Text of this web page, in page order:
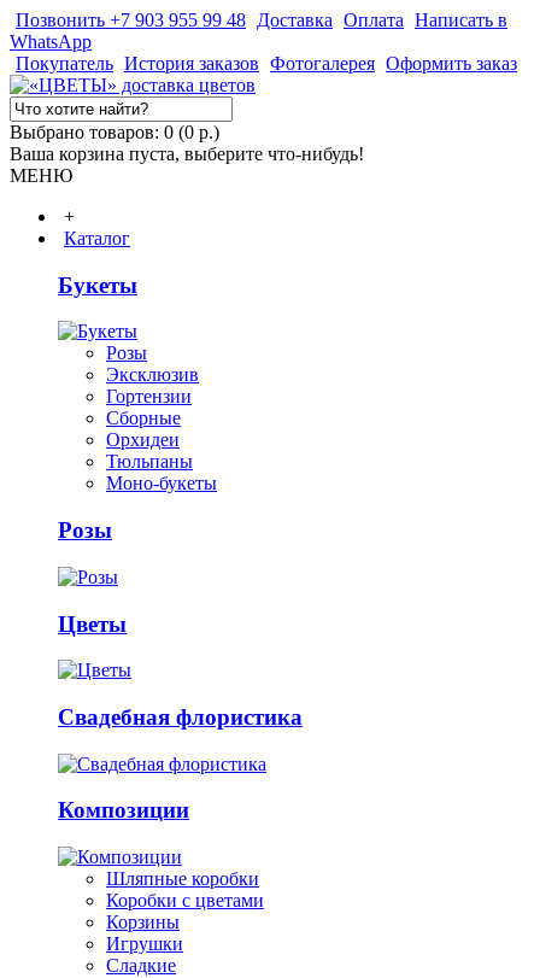
Позвонить +7 903 955 99 48 Доставка Оплата Написать в
WhatsApp
Покупатель История заказов Фотогалерея Оформить заказ
Выбрано товаров: 0 (0 р.)
Ваша корзина пуста, выберите что-нибудь!
МЕНЮ
+
Каталог
Букеты
Розы
Эксклюзив
Гортензии
Сборные
Орхидеи
Тюльпаны
Моно-букеты
Розы
Цветы
Свадебная флористика
Композиции
Шляпные коробки
Коробки с цветами
Корзины
Игрушки
Сладкие